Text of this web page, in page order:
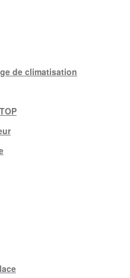
de climatisation